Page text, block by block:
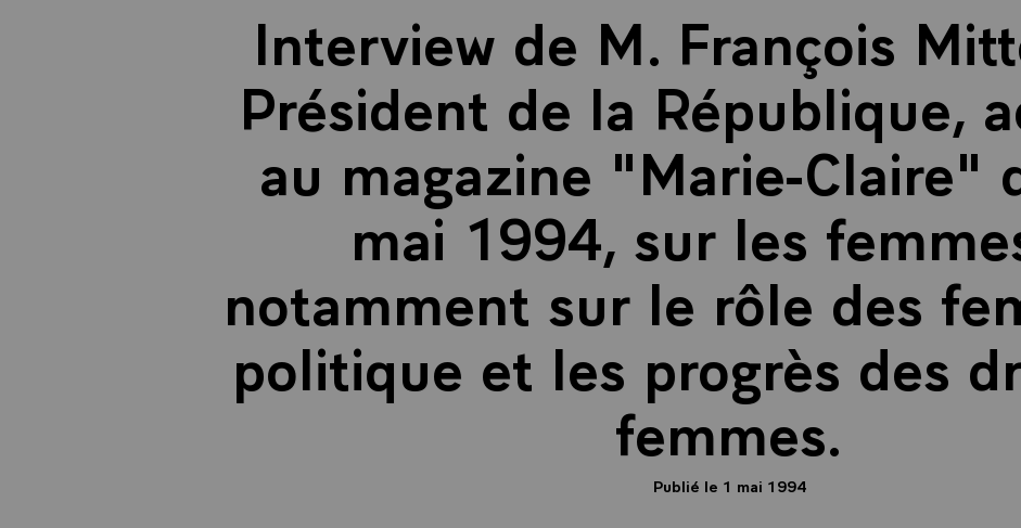
Interview de M. François
Président de la République,
au magazine "Marie-Claire"
mai 1994, sur les
notamment sur le rôle des
politique et les progrès des
femmes.
Publié le 1 mai 1994